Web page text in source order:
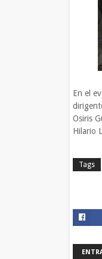
En el
Osiris
Hilario
Tags